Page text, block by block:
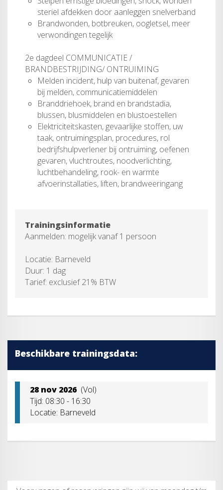
steriel afdekken door aanleggen snelverband
Brandwonden, botbreuken, oogletsel, meer
verwondingen tegelijk
2e dagdeel COMMUNICATIE /
BRANDBESTRIJDING/ ONTRUIMING
Melden incident, hulp van buitenaf, gevaren
bij melden, communicatiemiddelen
Branddriehoek, brand en brandstadia,
blussen, blusmiddelen en blustoestellen
Elektriciteitskasten, gevaarlijke stoffen, uw
taak, ontruimingsplan, procedures, rol
bedrijfshulpverlener bij ontruiming, oefenen
gevaren, vluchtroutes, noodverlichting,
luchtbehandeling, rook- en warmte
afvoerinstallaties, liften, brandweeringang
Trainingsinformatie
Aanmelden: mogelijk vanaf 1 persoon
Locatie: Barneveld
Duur: 1 dag
Tarief: exclusief 21% BTW
Beschikbare trainingsdata:
28 nov 2026 (Vol)
Tijd: 08:30 - 16:30
Locatie: Barneveld